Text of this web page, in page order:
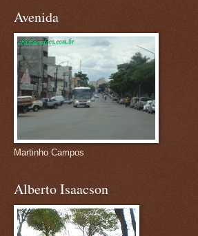
Avenida
Martinho Campos
Alberto Isaacson